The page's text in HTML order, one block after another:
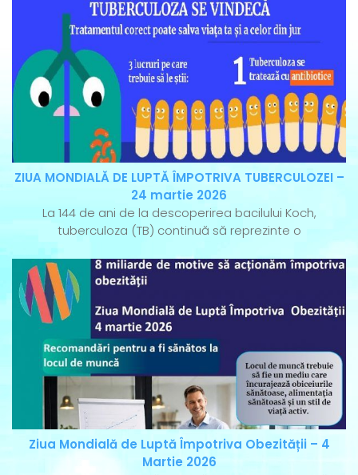
ZIUA MONDIALĂ DE LUPTĂ ÎMPOTRIVA TUBERCULOZEI –
24 martie 2026
La 144 de ani de la descoperirea bacilului Koch,
tuberculoza (TB) continuă să reprezinte o
Ziua Mondială de Luptă Împotriva Obezității – 4
Martie 2026